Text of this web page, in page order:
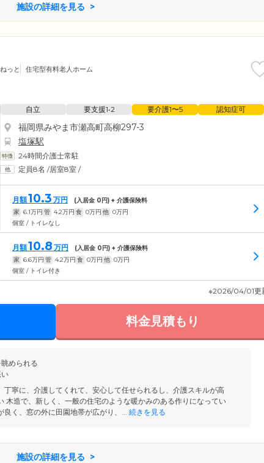
施設の詳細を見る
っと 住宅型有料老人ホーム
自立 要支援1•2 要介護1〜5 認知症可
福岡県みやま市瀬高町高柳297-3
塩塚駅
24時間介護士常駐
定員8名 /居室8室 /
月額10.3 万円 (入居金 0円) + 介護保険料
家 6.1万円 管 4.2万円 食 0万円 他 0万円
個室 / トイレなし
月額10.8 万円 (入居金 0円) + 介護保険料
家 6.6万円 管 4.2万円 食 0万円 他 0万円
個室 / トイレ付き
※2026/04/01更
料金見積もり
められる
丁寧に、介護してくれて、安心して任せられるし、介護スキルが高
木造で、新しく、一般の住宅のような暖かみのある作りになってい
く、窓の外に田園地帯が広がり、...
続きを見る
施設の詳細を見る